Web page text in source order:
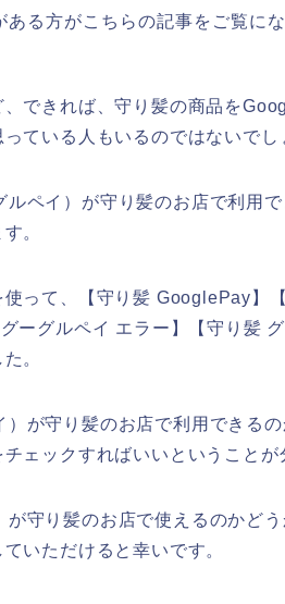
る方がこちらの記事をご覧に
できれば、守り髪の商品を
ている人もいるのではないでし
ペイ）が守り髪のお店で利用
。
って、【守り髪 GooglePay】
グルペイ エラー】【守り髪
。
が守り髪のお店で利用できる
ェックすればいいということが
守り髪のお店で使えるのかど
いただけると幸いです。